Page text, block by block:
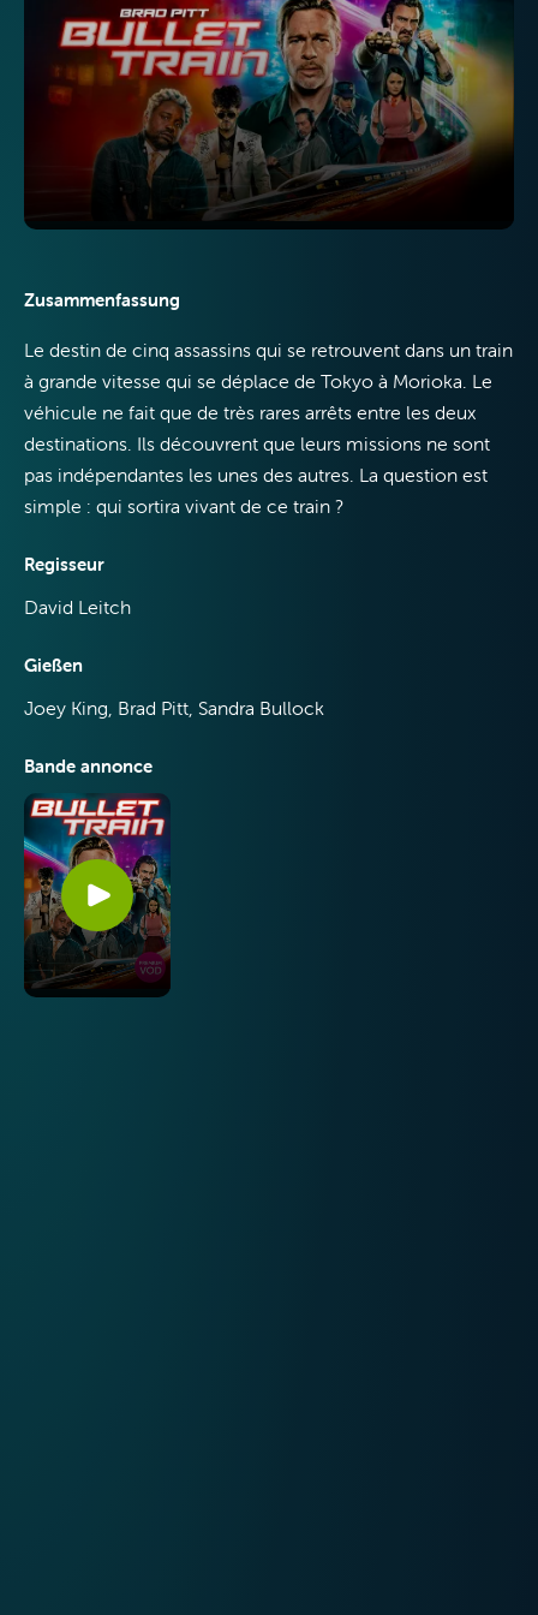
TV
Internet
Mobile
Zusammenfassung
Le destin de cinq assassins qui se retrouvent dans un train
à grande vitesse qui se déplace de Tokyo à Morioka. Le
véhicule ne fait que de très rares arrêts entre les deux
destinations. Ils découvrent que leurs missions ne sont
pas indépendantes les unes des autres. La question est
simple : qui sortira vivant de ce train ?
Regisseur
David Leitch
Gießen
Joey King, Brad Pitt, Sandra Bullock
Bande annonce